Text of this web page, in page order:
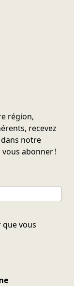
région,
recevez
notre
vous abonner !
vous